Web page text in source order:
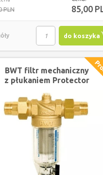
PLN 85,00
do koszyka
BWT filtr mechaniczny
z płukaniem Protector